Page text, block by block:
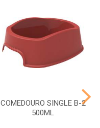
COMEDOURO SINGLE B-2
500ML